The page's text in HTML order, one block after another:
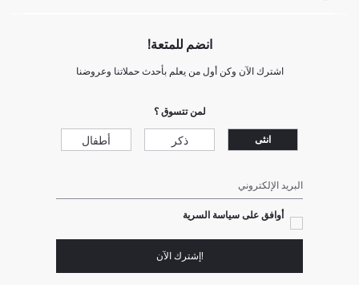
انضم للمتعة!
اشترك الآن وكن أول من يعلم بأحدث حملاتنا وعروضنا
لمن تتسوق ؟
انثى ذكر أطفال
البريد الإلكتروني
أوافق على سياسة السرية
!إشترك الآن